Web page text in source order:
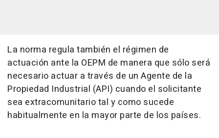
La norma regula también el régimen de
actuación ante la OEPM de manera que sólo será
necesario actuar a través de un Agente de la
Propiedad Industrial (API) cuando el solicitante
sea extracomunitario tal y como sucede
habitualmente en la mayor parte de los países.